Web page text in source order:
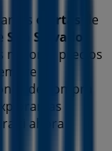
las ofertas
de
San Salvador
mejores precios
de compra
las
ti ahora